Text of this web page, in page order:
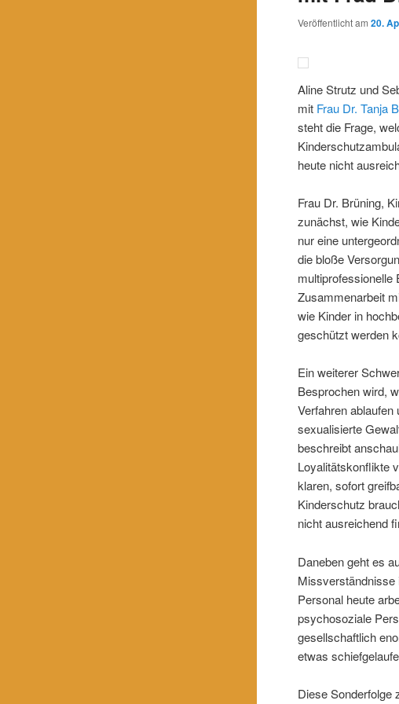
Veröffentlicht am20.
Aline Strutz und
mit Frau Dr. Tanja
steht die Frage,
heute nicht
Frau Dr. Brüning,
zunächst, wie
nur eine
die bloße
multiprofessionelle
Zusammenarbeit
wie Kinder in
geschützt werden
Ein weiterer
Besprochen wird,
Verfahren
sexualisierte
beschreibt
Loyalitätskonflikte
klaren, sofort
Kinderschutz
nicht ausreichend
Daneben geht es
Missverständnisse
Personal heute
psychosoziale
gesellschaftlich
etwas
Diese Sonderfolge